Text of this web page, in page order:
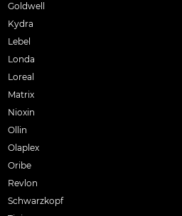
Goldwell
Kydra
Lebel
Londa
Loreal
Matrix
Nioxin
Ollin
Olaplex
Oribe
Revlon
Schwarzkopf